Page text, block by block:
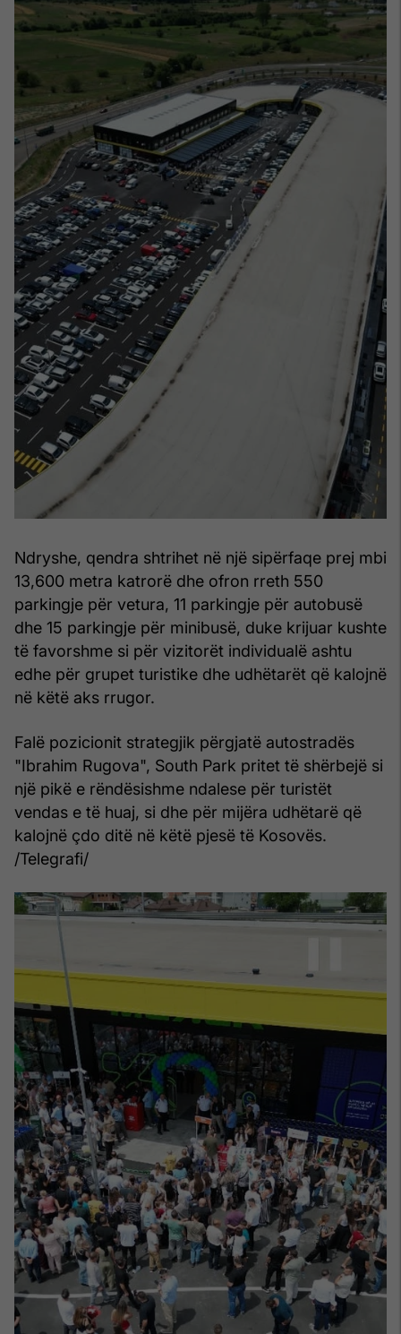
Ndryshe, qendra shtrihet në një sipërfaqe prej mbi
13,600 metra katrorë dhe ofron rreth 550
parkingje për vetura, 11 parkingje për autobusë
dhe 15 parkingje për minibusë, duke krijuar kushte
të favorshme si për vizitorët individualë ashtu
edhe për grupet turistike dhe udhëtarët që kalojnë
në këtë aks rrugor.
Falë pozicionit strategjik përgjatë autostradës
"Ibrahim Rugova", South Park pritet të shërbejë si
një pikë e rëndësishme ndalese për turistët
vendas e të huaj, si dhe për mijëra udhëtarë që
kalojnë çdo ditë në këtë pjesë të Kosovës.
/Telegrafi/